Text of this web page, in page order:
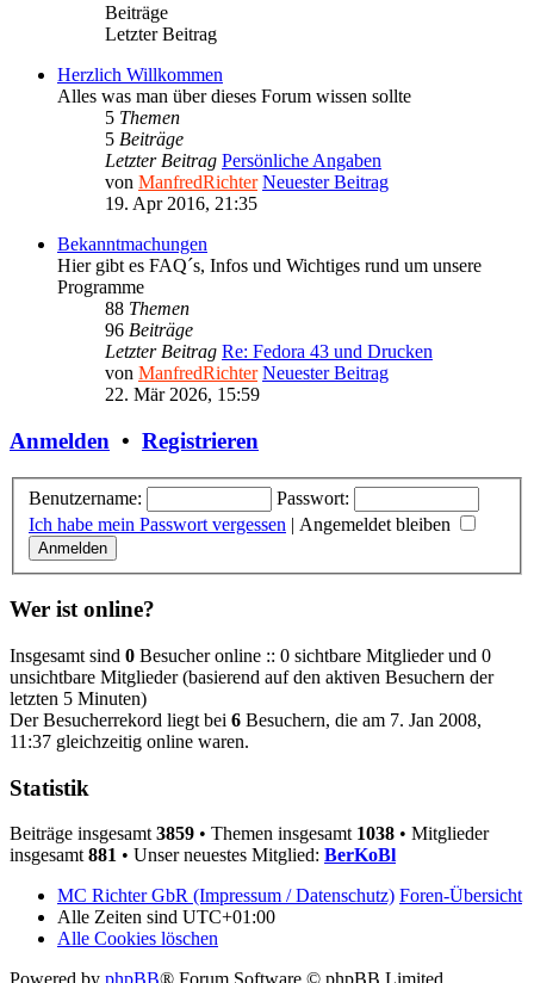
Beiträge
Letzter Beitrag
Herzlich Willkommen
Alles was man über dieses Forum wissen sollte
5 Themen
5 Beiträge
Letzter Beitrag Persönliche Angaben
von ManfredRichter Neuester Beitrag
19. Apr 2016, 21:35
Bekanntmachungen
Hier gibt es FAQ´s, Infos und Wichtiges rund um unsere
Programme
88 Themen
96 Beiträge
Letzter Beitrag Re: Fedora 43 und Drucken
von ManfredRichter Neuester Beitrag
22. Mär 2026, 15:59
Anmelden • Registrieren
Benutzername:
Passwort:
Ich habe mein Passwort vergessen | Angemeldet bleiben
Wer ist online?
Insgesamt sind 0 Besucher online :: 0 sichtbare Mitglieder und 0
unsichtbare Mitglieder (basierend auf den aktiven Besuchern der
letzten 5 Minuten)
Der Besucherrekord liegt bei 6 Besuchern, die am 7. Jan 2008,
11:37 gleichzeitig online waren.
Statistik
Beiträge insgesamt 3859 • Themen insgesamt 1038 • Mitglieder
insgesamt 881 • Unser neuestes Mitglied: BerKoBl
MC Richter GbR (Impressum / Datenschutz) Foren-Übersicht
Alle Zeiten sind UTC+01:00
Alle Cookies löschen